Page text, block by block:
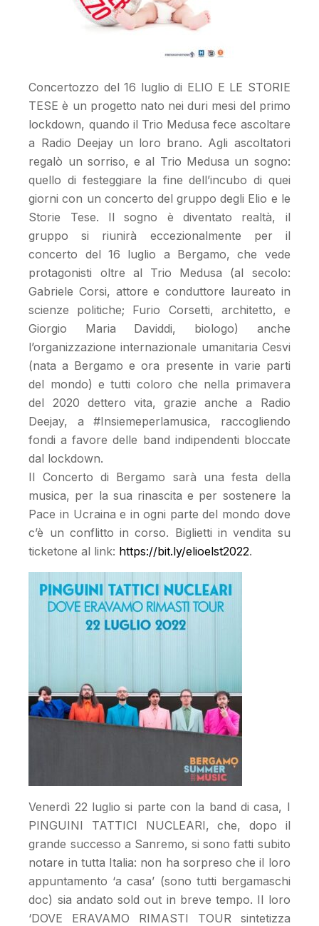
Concertozzo del 16 luglio di ELIO E LE STORIE
TESE è un progetto nato nei duri mesi del primo
lockdown, quando il Trio Medusa fece ascoltare
a Radio Deejay un loro brano. Agli ascoltatori
regalò un sorriso, e al Trio Medusa un sogno:
quello di festeggiare la fine dell’incubo di quei
giorni con un concerto del gruppo degli Elio e le
Storie Tese. Il sogno è diventato realtà, il
gruppo si riunirà eccezionalmente per il
concerto del 16 luglio a Bergamo, che vede
protagonisti oltre al Trio Medusa (al secolo:
Gabriele Corsi, attore e conduttore laureato in
scienze politiche; Furio Corsetti, architetto, e
Giorgio Maria Daviddi, biologo) anche
l’organizzazione internazionale umanitaria Cesvi
(nata a Bergamo e ora presente in varie parti
del mondo) e tutti coloro che nella primavera
del 2020 dettero vita, grazie anche a Radio
Deejay, a #Insiemeperlamusica, raccogliendo
fondi a favore delle band indipendenti bloccate
dal lockdown.
Il Concerto di Bergamo sarà una festa della
musica, per la sua rinascita e per sostenere la
Pace in Ucraina e in ogni parte del mondo dove
c’è un conflitto in corso. Biglietti in vendita su
ticketone al link: https://bit.ly/elioelst2022.
Venerdì 22 luglio si parte con la band di casa, I
PINGUINI TATTICI NUCLEARI, che, dopo il
grande successo a Sanremo, si sono fatti subito
notare in tutta Italia: non ha sorpreso che il loro
appuntamento ‘a casa’ (sono tutti bergamaschi
doc) sia andato sold out in breve tempo. Il loro
‘DOVE ERAVAMO RIMASTI TOUR sintetizza